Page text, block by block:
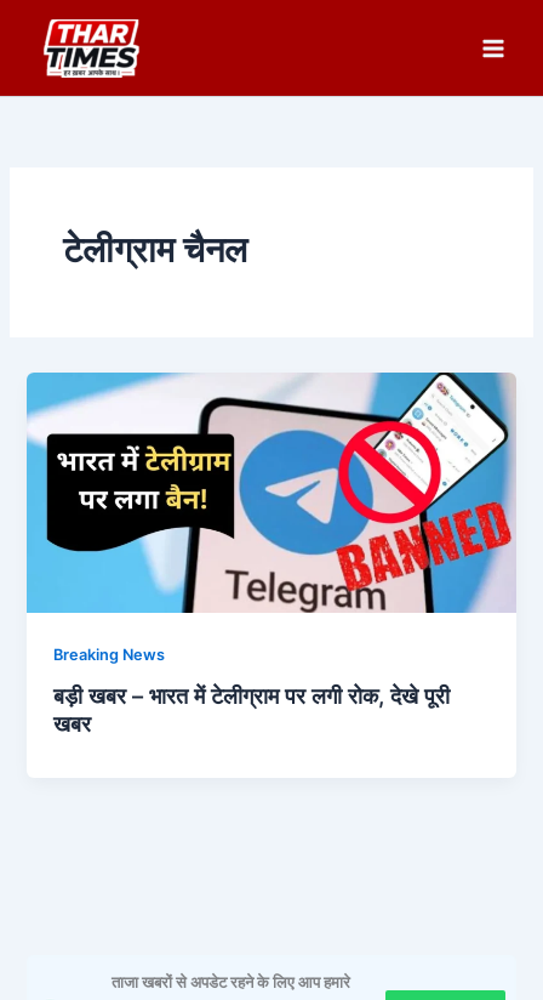
content
टेलीग्राम चैनल
Breaking News
बड़ी खबर – भारत में टेलीग्राम पर लगी रोक, देखे पूरी
खबर
ताजा खबरों से अपडेट रहने के लिए आप हमारे